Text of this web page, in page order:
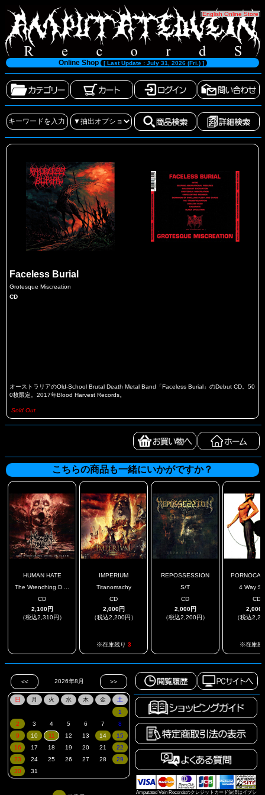
[English Online Store]
Online Shop [ Last Update : July 31, 2026 (Fri.) ]
Faceless Burial
Grotesque Miscreation
CD
オーストラリアのOld-School Brutal Death Metal Band「Faceless Burial」のDebut CD。50
0枚限定。2017年Blood Harvest Records。
Sold Out
こちらの商品も一緒にいかがですか？
HUMAN HATE
The Wrenching D ...
CD
2,100円
（税込2,310円）
IMPERIUM
Titanomachy
CD
2,000円
（税込2,200円）
※在庫残り 3
REPOSSESSION
S/T
CD
2,000円
（税込2,200円）
4 Way
CD
2,000
（税込
※在庫残
Amputated Vein Recordsのクレジットカード決済はイプシ